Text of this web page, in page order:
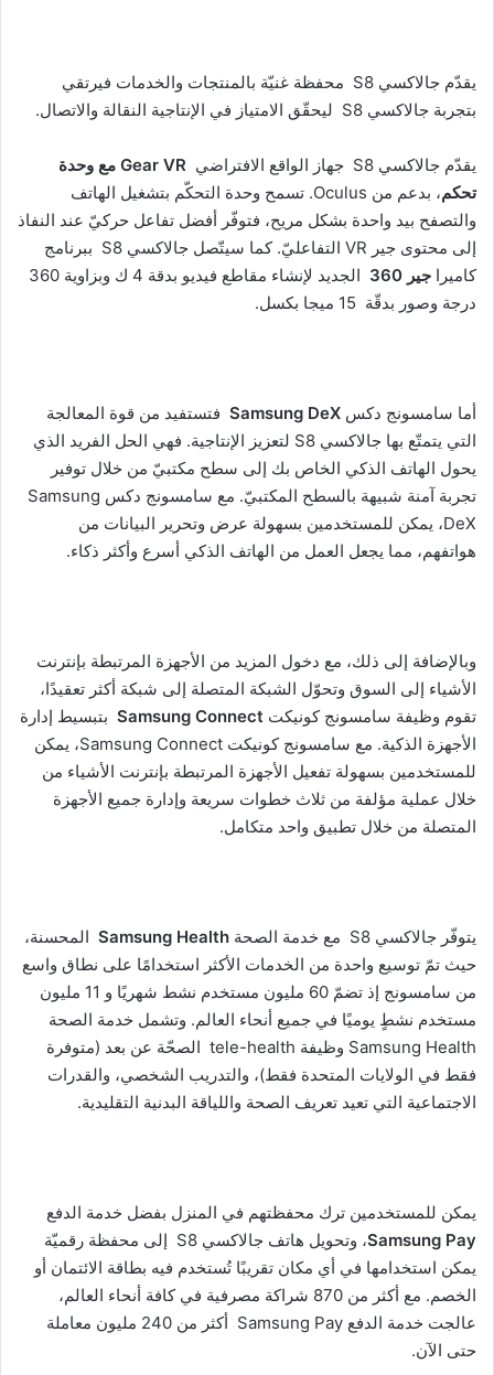
يقدّم جالاكسي S8 محفظة غنيّة بالمنتجات والخدمات فيرتقي
بتجربة جالاكسي S8 ليحقّق الامتياز في الإنتاجية النقالة والاتصال.
يقدّم جالاكسي S8 جهاز الواقع الافتراضي Gear VR مع وحدة
تحكم
، بدعم من Oculus. تسمح وحدة التحكّم بتشغيل الهاتف
والتصفح بيد واحدة بشكل مريح، فتوفّر أفضل تفاعل حركيّ عند النفاذ
إلى محتوى جير VR التفاعليّ. كما سيتّصل جالاكسي S8 ببرنامج
كاميرا جير 360
الجديد لإنشاء مقاطع فيديو بدقة 4 ك وبزاوية 360
درجة وصور بدقّة 15 ميجا بكسل.
أما سامسونج دكس Samsung DeX فتستفيد من قوة المعالجة
التي يتمتّع بها جالاكسي S8 لتعزيز الإنتاجية. فهي الحل الفريد الذي
يحول الهاتف الذكي الخاص بك إلى سطح مكتبيّ من خلال توفير
تجربة آمنة شبيهة بالسطح المكتبيّ. مع سامسونج دكس Samsung
DeX، يمكن للمستخدمين بسهولة عرض وتحرير البيانات من
هواتفهم، مما يجعل العمل من الهاتف الذكي أسرع وأكثر ذكاء.
وبالإضافة إلى ذلك، مع دخول المزيد من الأجهزة المرتبطة بإنترنت
الأشياء إلى السوق وتحوّل الشبكة المتصلة إلى شبكة أكثر تعقيدًا،
تقوم وظيفة سامسونج كونيكت Samsung Connect بتبسيط إدارة
الأجهزة الذكية. مع سامسونج كونيكت Samsung Connect، يمكن
للمستخدمين بسهولة تفعيل الأجهزة المرتبطة بإنترنت الأشياء من
خلال عملية مؤلفة من ثلاث خطوات سريعة وإدارة جميع الأجهزة
المتصلة من خلال تطبيق واحد متكامل.
يتوفّر جالاكسي S8 مع خدمة الصحة Samsung Health المحسنة،
حيث تمّ توسيع واحدة من الخدمات الأكثر استخدامًا على نطاق واسع
من سامسونج إذ تضمّ 60 مليون مستخدم نشط شهريًا و 11 مليون
مستخدم نشطٍ يوميًا في جميع أنحاء العالم. وتشمل خدمة الصحة
Samsung Health وظيفة tele-health الصحّة عن بعد (متوفرة
فقط في الولايات المتحدة فقط)، والتدريب الشخصي، والقدرات
الاجتماعية التي تعيد تعريف الصحة واللياقة البدنية التقليدية.
يمكن للمستخدمين ترك محفظتهم في المنزل بفضل خدمة الدفع
Samsung Pay، وتحويل هاتف جالاكسي S8
إلى محفظة رقميّة
يمكن استخدامها في أي مكان تقريبًا تُستخدم فيه بطاقة الائتمان أو
الخصم. مع أكثر من 870 شراكة مصرفية في كافة أنحاء العالم،
عالجت خدمة الدفع Samsung Pay أكثر من 240 مليون معاملة
حتى الآن.